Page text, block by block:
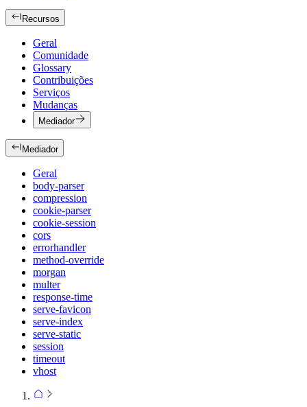
Recursos
Geral
Comunidade
Glossary
Contribuições
Serviços
Mudanças
Mediador
Mediador
Geral
body-parser
compression
cookie-parser
cookie-session
cors
errorhandler
method-override
morgan
multer
response-time
serve-favicon
serve-index
serve-static
session
timeout
vhost